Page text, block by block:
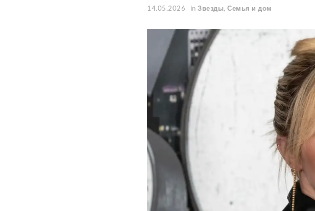
14.05.2026 in Звезды, Семья и дом